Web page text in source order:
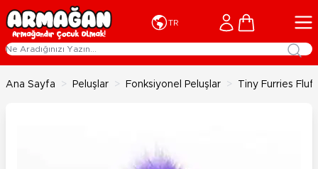
İçeriğe geç
TR Cart
Ana Sayfa > Peluşlar > Fonksiyonel Peluşlar > Tiny Furries